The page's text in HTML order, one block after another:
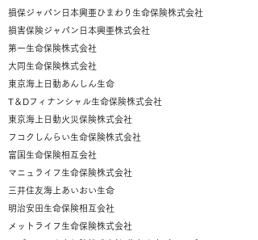
損保ジャパン日本興亜ひまわり生命保険株式会社
損害保険ジャパン日本興亜株式会社
第一生命保険株式会社
大同生命保険株式会社
東京海上日動あんしん生命
T＆Dフィナンシャル生命保険株式会社
東京海上日動火災保険株式会社
フコクしんらい生命保険株式会社
富国生命保険相互会社
マニュライフ生命保険株式会社
三井住友海上あいおい生命
明治安田生命保険相互会社
メットライフ生命保険株式会社